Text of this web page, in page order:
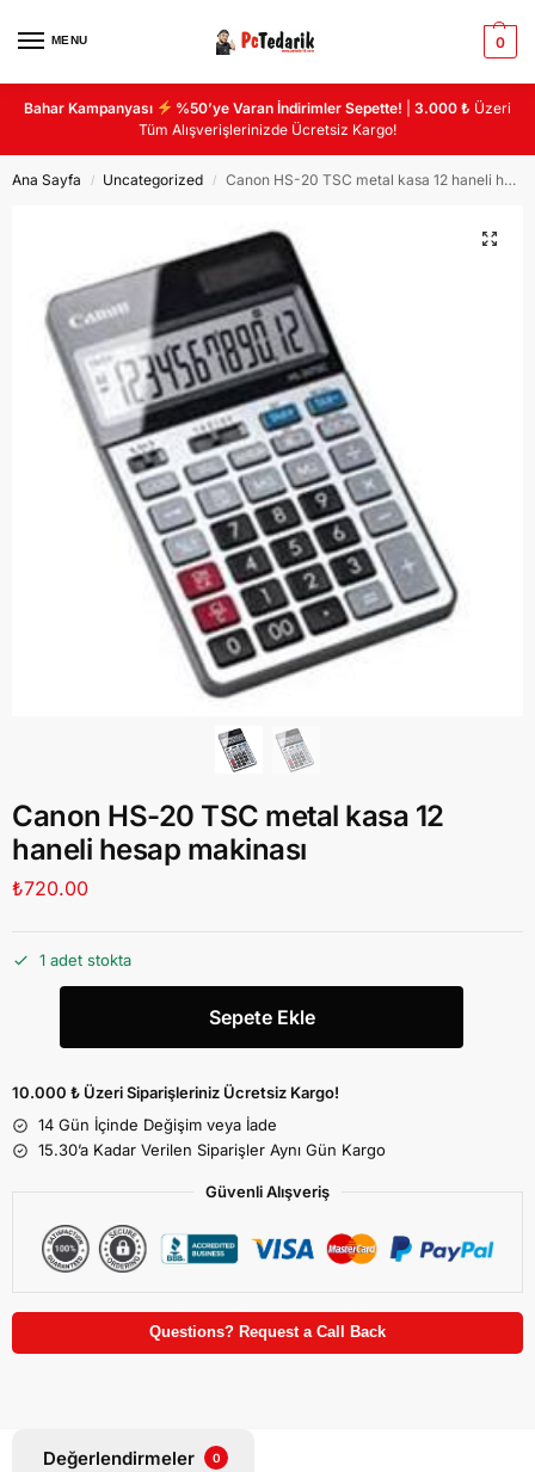
MENU 0
Bahar Kampanyası %50’ye Varan İndirimler Sepette! |3.000 ₺ Üzeri
Tüm Alışverişlerinizde Ücretsiz Kargo!
Ana Sayfa / Uncategorized / Canon HS-20 TSC metal kasa 12 haneli hesap makinası
Canon HS-20 TSC metal kasa 12
haneli hesap makinası
₺720.00
1 adet stokta
Sepete Ekle
10.000 ₺ Üzeri Siparişleriniz Ücretsiz Kargo!
14 Gün İçinde Değişim veya İade
15.30’a Kadar Verilen Siparişler Aynı Gün Kargo
Güvenli Alışveriş
Questions? Request a Call Back
Değerlendirmeler 0